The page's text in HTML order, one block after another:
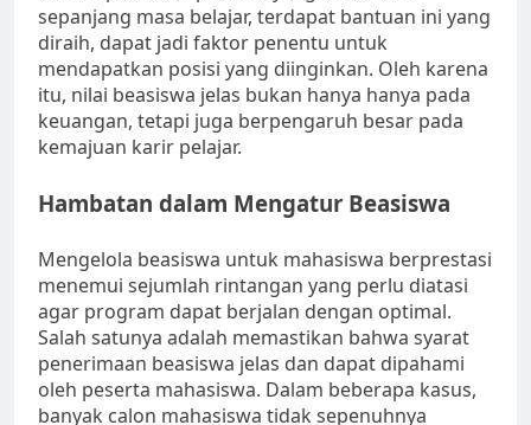
sepanjang masa belajar, terdapat bantuan ini yang
diraih, dapat jadi faktor penentu untuk
mendapatkan posisi yang diinginkan. Oleh karena
itu, nilai beasiswa jelas bukan hanya hanya pada
keuangan, tetapi juga berpengaruh besar pada
kemajuan karir pelajar.
Hambatan dalam Mengatur Beasiswa
Mengelola beasiswa untuk mahasiswa berprestasi
menemui sejumlah rintangan yang perlu diatasi
agar program dapat berjalan dengan optimal.
Salah satunya adalah memastikan bahwa syarat
penerimaan beasiswa jelas dan dapat dipahami
oleh peserta mahasiswa. Dalam beberapa kasus,
banyak calon mahasiswa tidak sepenuhnya